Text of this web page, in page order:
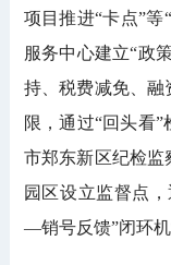
项目推进“卡点”
服务中心建立“政
持、税费减免、融
限，通过“回头看
市郑东新区纪检监
园区设立监督点
—销号反馈”闭环机